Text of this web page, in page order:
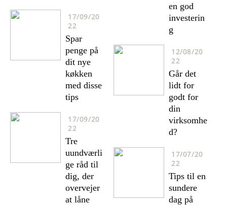
17/09/20
22
Spar
penge på
dit nye
køkken
med disse
tips
17/09/20
22
Tre
uundværli
ge råd til
dig, der
overvejer
at låne
en god
investerin
g
12/08/20
22
Går det
lidt for
godt for
din
virksomhe
d?
17/07/20
22
Tips til en
sundere
dag på